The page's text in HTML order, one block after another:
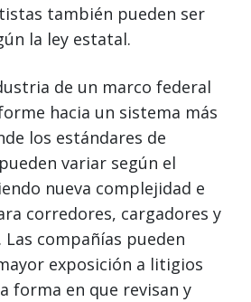
también pueden ser
la ley estatal.
de un marco federal
hacia un sistema más
los estándares de
variar según el
nueva complejidad e
corredores, cargadores y
compañías pueden
exposición a litigios
forma en que revisan y